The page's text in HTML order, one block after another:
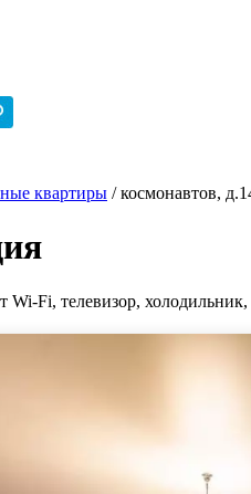
квартиры /космонавтов,
Fi, телевизор,